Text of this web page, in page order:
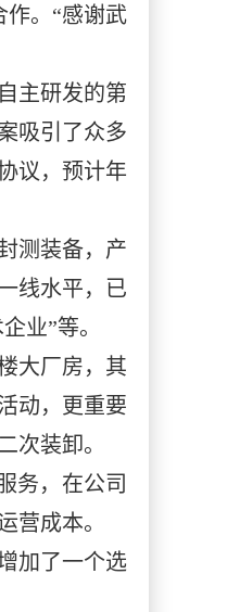
作。“感谢武
主研发的第
吸引了众多
议，预计年
测装备，产
线水平，已
业”等。
大厂房，其
动，更重要
次装卸。
务，在公司
营成本。
加了一个选